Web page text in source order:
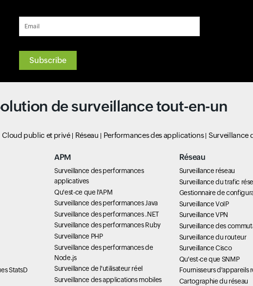
Email
Input field
de surveillance tout-en-un
Cloud public et privé Réseau Performances des applications Surveillance
StatsD
APM
Surveillance des performances
applicatives
Qu'est-ce que l'APM
Surveillance des performances Java
Surveillance des performances .NET
Surveillance des performances Ruby
Surveillance PHP
Surveillance des performances de
Node.js
Surveillance de l'utilisateur réel
Surveillance des applications mobiles
Réseau
Surveillance réseau
Surveillance du trafic
Gestionnaire de
Surveillance VoIP
Surveillance VPN
Surveillance des
Surveillance du routeur
Surveillance Cisco
Qu'est-ce que SNMP
Fournisseurs d'appareils
Cartographie du réseau